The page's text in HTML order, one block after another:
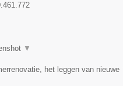
▼
het leggen van nieuwe